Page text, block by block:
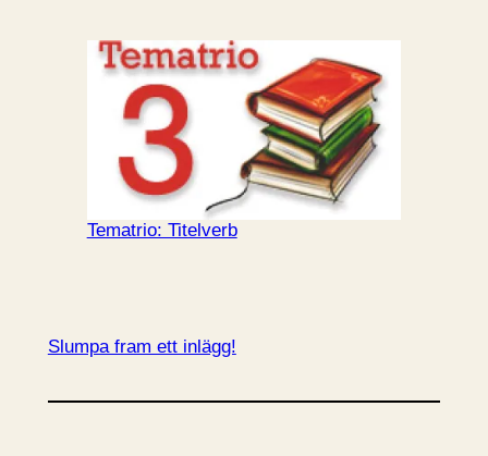
Tematrio: Titelverb
Slumpa fram ett inlägg!